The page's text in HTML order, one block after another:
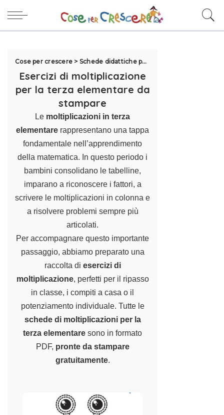
Cose per crescere > Schede didattiche per la scuola
Esercizi di moltiplicazione
per la terza elementare da
stampare
Le moltiplicazioni in terza
elementare rappresentano una tappa
fondamentale nell’apprendimento
della matematica. In questo periodo i
bambini consolidano le tabelline,
imparano a riconoscere i fattori, a
scrivere le moltiplicazioni in colonna e
a risolvere problemi sempre più
articolati.
Per accompagnare questo importante
passaggio, abbiamo preparato una
raccolta di esercizi di
moltiplicazione, perfetti per il ripasso
in classe, i compiti a casa o il
potenziamento individuale. Tutte le
schede di moltiplicazioni per la
terza elementare sono in formato
PDF, pronte da stampare
gratuitamente.